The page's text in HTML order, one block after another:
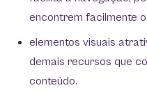
encontrem facilmente
elementos visuais
demais recursos que
conteúdo.